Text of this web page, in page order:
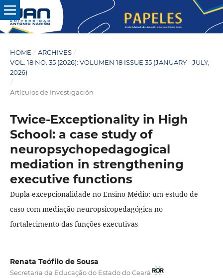
HOME / ARCHIVES /
VOL. 18 NO. 35 (2026): VOLUMEN 18 ISSUE 35 (JANUARY - JULY,
2026)
/
Artículos de Investigación
Twice-Exceptionality in High
School: a case study of
neuropsychopedagogical
mediation in strengthening
executive functions
Dupla-excepcionalidade no Ensino Médio: um estudo de
caso com mediação neuropsicopedagógica no
fortalecimento das funções executivas
Renata Teófilo de Sousa
Secretaria da Educação do Estado do Ceará